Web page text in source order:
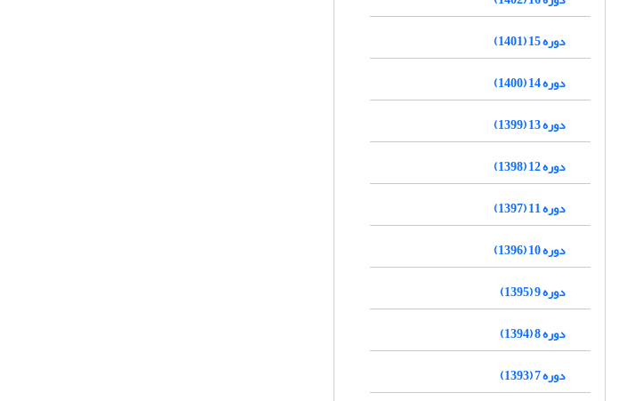
دوره 15 (1401)
دوره 14 (1400)
دوره 13 (1399)
دوره 12 (1398)
دوره 11 (1397)
دوره 10 (1396)
دوره 9 (1395)
دوره 8 (1394)
دوره 7 (1393)